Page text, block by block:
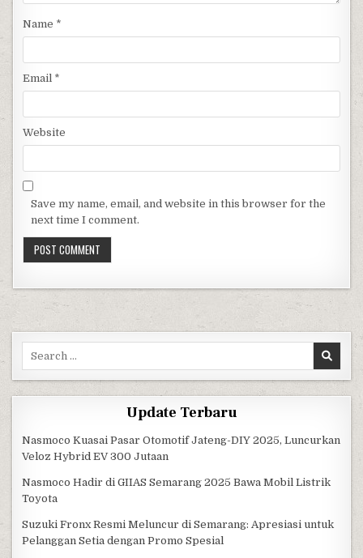
Name *
Email *
Website
Save my name, email, and website in this browser for the
next time I comment.
Search for:
Update Terbaru
Nasmoco Kuasai Pasar Otomotif Jateng-DIY 2025, Luncurkan
Veloz Hybrid EV 300 Jutaan
Nasmoco Hadir di GIIAS Semarang 2025 Bawa Mobil Listrik
Toyota
Suzuki Fronx Resmi Meluncur di Semarang: Apresiasi untuk
Pelanggan Setia dengan Promo Spesial